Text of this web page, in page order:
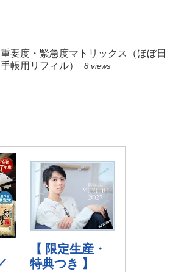
重要度・緊急度マトリックス（ほぼ日
手帳用リフィル）
8 views